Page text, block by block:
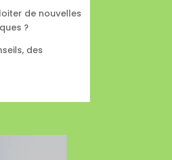
de nouvelles
?
des